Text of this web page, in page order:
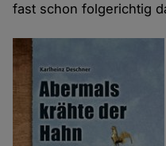
fast schon folgerichtig